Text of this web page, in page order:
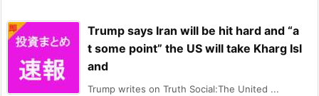
Trump says Iran will be hit hard and “a
t some point” the US will take Kharg Isl
and
Trump writes on Truth Social:The United ...